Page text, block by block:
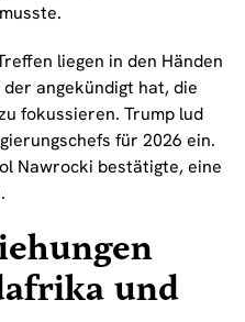
liegen in den Händen
angekündigt hat, die
fokussieren. Trump lud
für 2026 ein.
Nawrocki bestätigte, eine
und